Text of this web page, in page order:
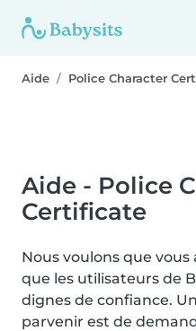
Aide Police Character
Aide - Police
Certificate
Nous voulons que
que les utilisateurs de
dignes de confiance.
parvenir est de